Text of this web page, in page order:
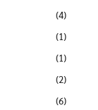
(4)
(1)
(1)
(2)
(6)